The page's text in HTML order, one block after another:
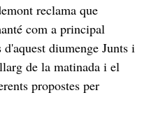
reclama que
com a principal
diumenge Junts i
de la matinada i el
propostes per